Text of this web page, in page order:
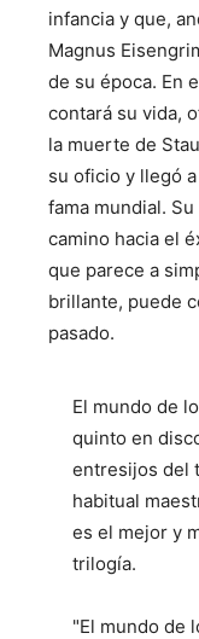
infancia y que,
Magnus
de su época. En
contará su vida,
la muerte de
su oficio y llegó
fama mundial.
camino hacia el
que parece a
brillante, puede
pasado.
El mundo de
quinto en
entresijos del
habitual
es el mejor y
trilogía.
"El mundo de